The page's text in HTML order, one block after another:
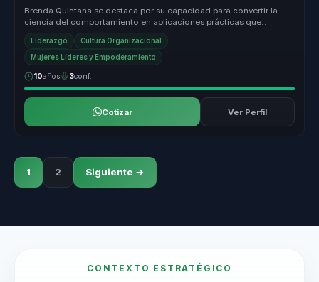
Brenda Quintana se destaca por su capacidad para convertir la
ciencia del comportamiento en aplicaciones prácticas que
transforman organi...
Liderazgo Cultura Organizacional
Mujeres Líderes y Empoderamiento
10años 3conf.
Cotizar Ver Perfil
1 2 Siguiente →
CONTEXTO ESTRATÉGICO